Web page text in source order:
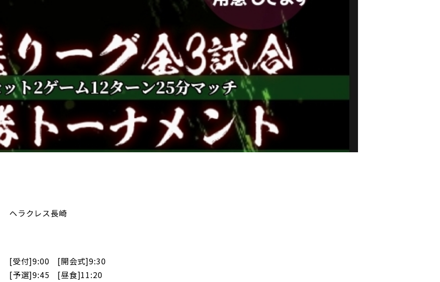
ヘラクレス長崎
[受付]9:00 [開会式]9:30
[予選]9:45 [昼食]11:20